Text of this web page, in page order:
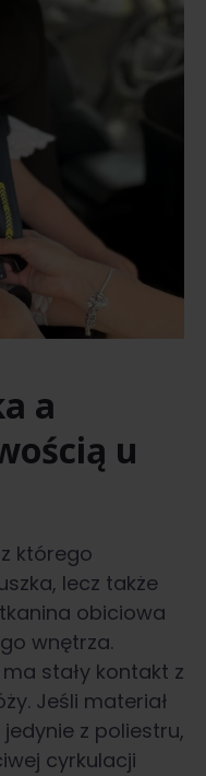
a
u
którego
lecz także
obiciowa
wnętrza.
stały kontakt z
Jeśli materiał
z poliestru,
cyrkulacji